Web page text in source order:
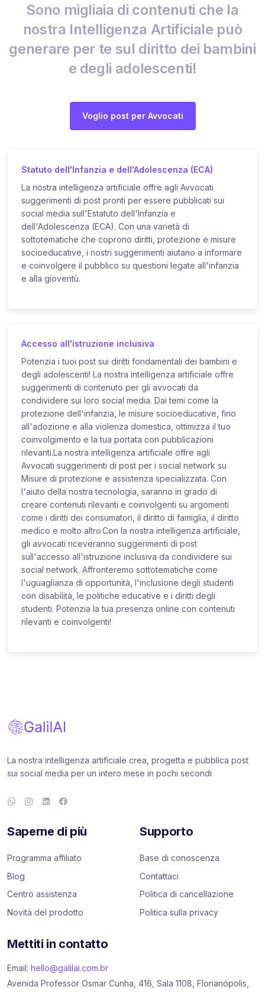
Sono migliaia di contenuti che la
nostra Intelligenza Artificiale può
generare per te sul diritto dei bambini
e degli adolescenti!
Voglio post per Avvocati
Statuto dell'Infanzia e dell'Adolescenza (ECA)
La nostra intelligenza artificiale offre agli Avvocati
suggerimenti di post pronti per essere pubblicati sui
social media sull'Estatuto dell'Infanzia e
dell'Adolescenza (ECA). Con una varietà di
sottotematiche che coprono diritti, protezione e misure
socioeducative, i nostri suggerimenti aiutano a informare
e coinvolgere il pubblico su questioni legate all'infanzia
e alla gioventù.
Accesso all'istruzione inclusiva
Potenzia i tuoi post sui diritti fondamentali dei bambini e
degli adolescenti! La nostra intelligenza artificiale offre
suggerimenti di contenuto per gli avvocati da
condividere sui loro social media. Dai temi come la
protezione dell'infanzia, le misure socioeducative, fino
all'adozione e alla violenza domestica, ottimizza il tuo
coinvolgimento e la tua portata con pubblicazioni
rilevanti.La nostra intelligenza artificiale offre agli
Avvocati suggerimenti di post per i social network su
Misure di protezione e assistenza specializzata. Con
l'aiuto della nostra tecnologia, saranno in grado di
creare contenuti rilevanti e coinvolgenti su argomenti
come i diritti dei consumatori, il diritto di famiglia, il diritto
medico e molto altro.Con la nostra intelligenza artificiale,
gli avvocati riceveranno suggerimenti di post
sull'accesso all'istruzione inclusiva da condividere sui
social network. Affronteremo sottotematiche come
l'uguaglianza di opportunità, l'inclusione degli studenti
con disabilità, le politiche educative e i diritti degli
studenti. Potenzia la tua presenza online con contenuti
rilevanti e coinvolgenti!
La nostra intelligenza artificiale crea, progetta e pubblica post
sui social media per un intero mese in pochi secondi
Saperne di più
Programma affiliato
Blog
Centro assistenza
Novità del prodotto
Supporto
Base di conoscenza
Contattaci
Politica di cancellazione
Politica sulla privacy
Mettiti in contatto
Email: hello@galilai.com.br
Avenida Professor Osmar Cunha, 416, Sala 1108, Florianópolis,